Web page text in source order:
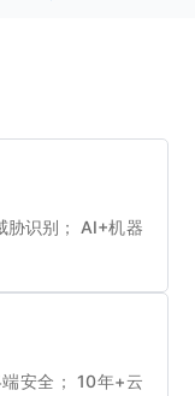
胁识别； AI+机器
安全； 10年+云